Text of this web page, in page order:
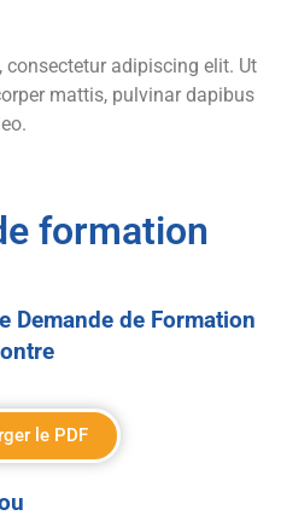
adipiscing elit. Ut
mattis, pulvinar dapibus
formation
Demande de Formation
le PDF